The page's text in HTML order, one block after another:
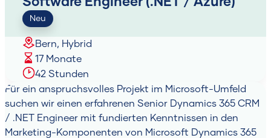
Neu
Bern, Hybrid
17 Monate
42 Stunden
Für ein anspruchsvolles Projekt im Microsoft-Umfeld
suchen wir einen erfahrenen Senior Dynamics 365 CRM
/ .NET Engineer mit fundierten Kenntnissen in den
Marketing-Komponenten von Microsoft Dynamics 365